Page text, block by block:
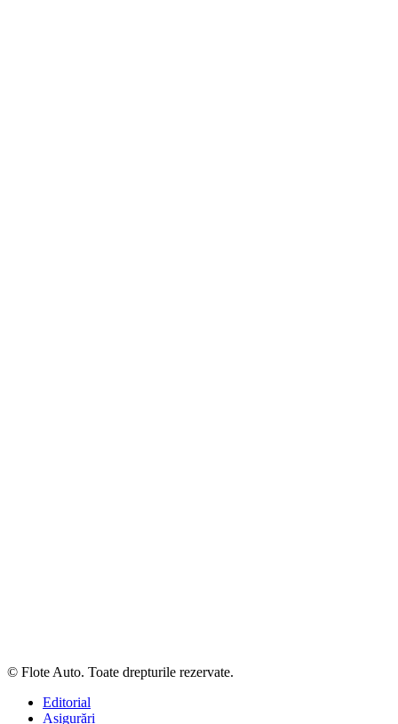
© Flote Auto. Toate drepturile rezervate.
Editorial
Asigurări